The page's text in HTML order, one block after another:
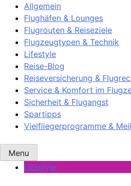
Allgemein
Flughäfen & Lounges
Flugrouten & Reiseziele
Flugzeugtypen & Technik
Lifestyle
Reise-Blog
Reiseversicherung &
Service & Komfort im
Sicherheit & Flugangst
Spartipps
Vielfliegerprogramme &
Menu
Lifestyle